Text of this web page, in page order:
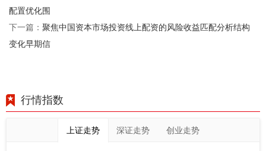
配置优化围
下一篇： 聚焦中国资本市场投资线上配资的风险收益匹配分析结构
变化早期信
行情指数
上证走势 深证走势 创业走势